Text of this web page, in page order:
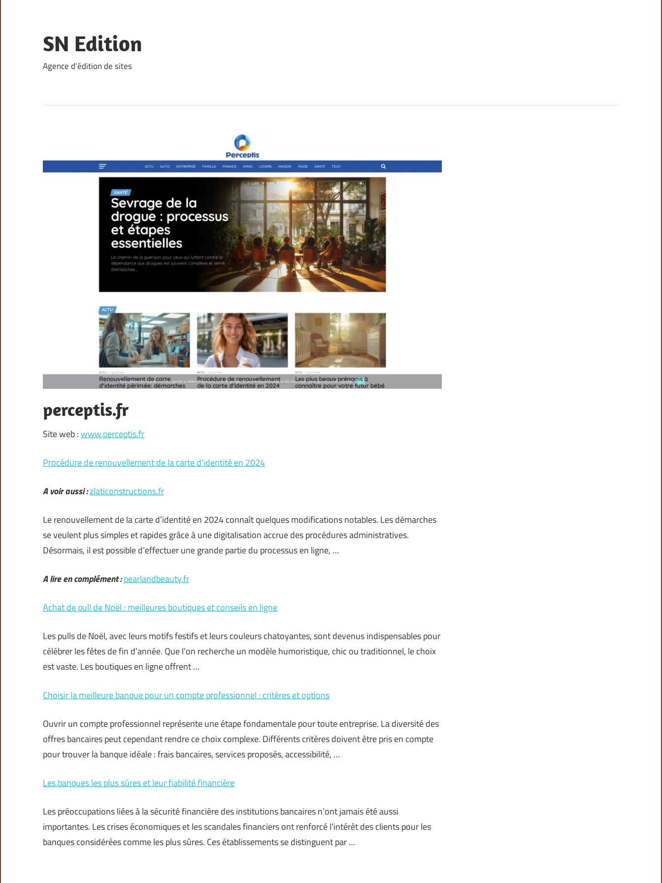
content
SN Edition
Agence d'édition de sites
perceptis.fr
Site web :www.perceptis.fr
Procédure de renouvellement de la carte d’identité en 2024
A voir aussi :zlaticonstructions.fr
Le renouvellement de la carte d’identité en 2024 connaît quelques modifications notables. Les démarches
se veulent plus simples et rapides grâce à une digitalisation accrue des procédures administratives.
Désormais, il est possible d’effectuer une grande partie du processus en ligne, …
A lire en complément :pearlandbeauty.fr
Achat de pull de Noël : meilleures boutiques et conseils en ligne
Les pulls de Noël, avec leurs motifs festifs et leurs couleurs chatoyantes, sont devenus indispensables pour
célébrer les fêtes de fin d’année. Que l’on recherche un modèle humoristique, chic ou traditionnel, le choix
est vaste. Les boutiques en ligne offrent …
Choisir la meilleure banque pour un compte professionnel : critères et options
Ouvrir un compte professionnel représente une étape fondamentale pour toute entreprise. La diversité des
offres bancaires peut cependant rendre ce choix complexe. Différents critères doivent être pris en compte
pour trouver la banque idéale : frais bancaires, services proposés, accessibilité, …
Les banques les plus sûres et leur fiabilité financière
Les préoccupations liées à la sécurité financière des institutions bancaires n’ont jamais été aussi
importantes. Les crises économiques et les scandales financiers ont renforcé l’intérêt des clients pour les
banques considérées comme les plus sûres. Ces établissements se distinguent par …